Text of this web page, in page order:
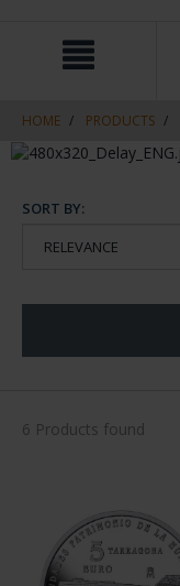
navigation
HOME PRODUCTS
SORT BY:
6 Products found